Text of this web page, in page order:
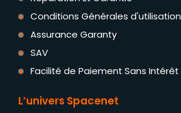
Conditions Générales d'utilisation
Assurance Garanty
SAV
Facilité de Paiement Sans Intérêt
L’univers Spacenet